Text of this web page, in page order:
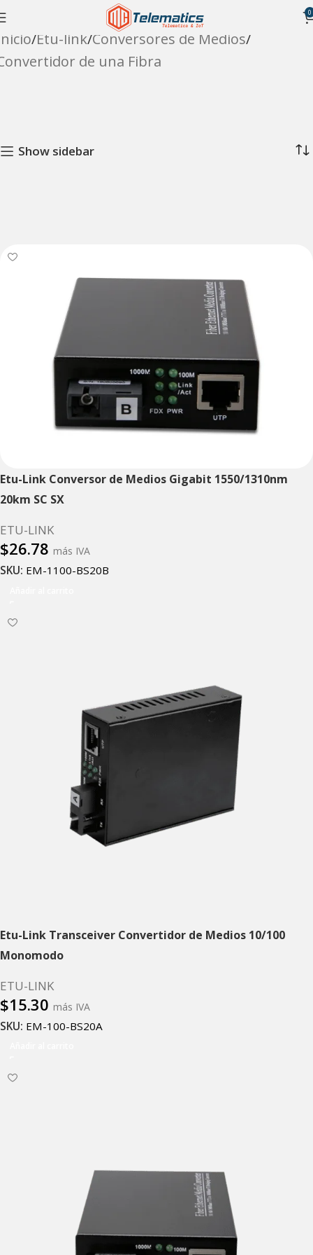
0
Etu-link Conversores de Medios
de una Fibra
Show sidebar
Etu-Link Conversor de Medios Gigabit 1550/1310nm
20km SC SX
ETU-LINK
$26.78 más IVA
SKU: EM-1100-BS20B
Etu-Link Transceiver Convertidor de Medios 10/100
Monomodo
ETU-LINK
$15.30 más IVA
SKU: EM-100-BS20A